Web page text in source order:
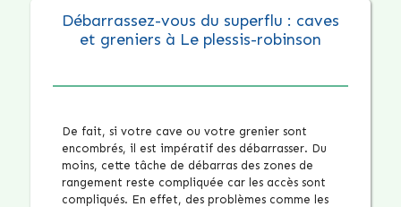
Débarrassez-vous du superflu : caves
et greniers à Le plessis-robinson
De fait, si votre cave ou votre grenier sont
encombrés, il est impératif des débarrasser. Du
moins, cette tâche de débarras des zones de
rangement reste compliquée car les accès sont
compliqués. En effet, des problèmes comme les